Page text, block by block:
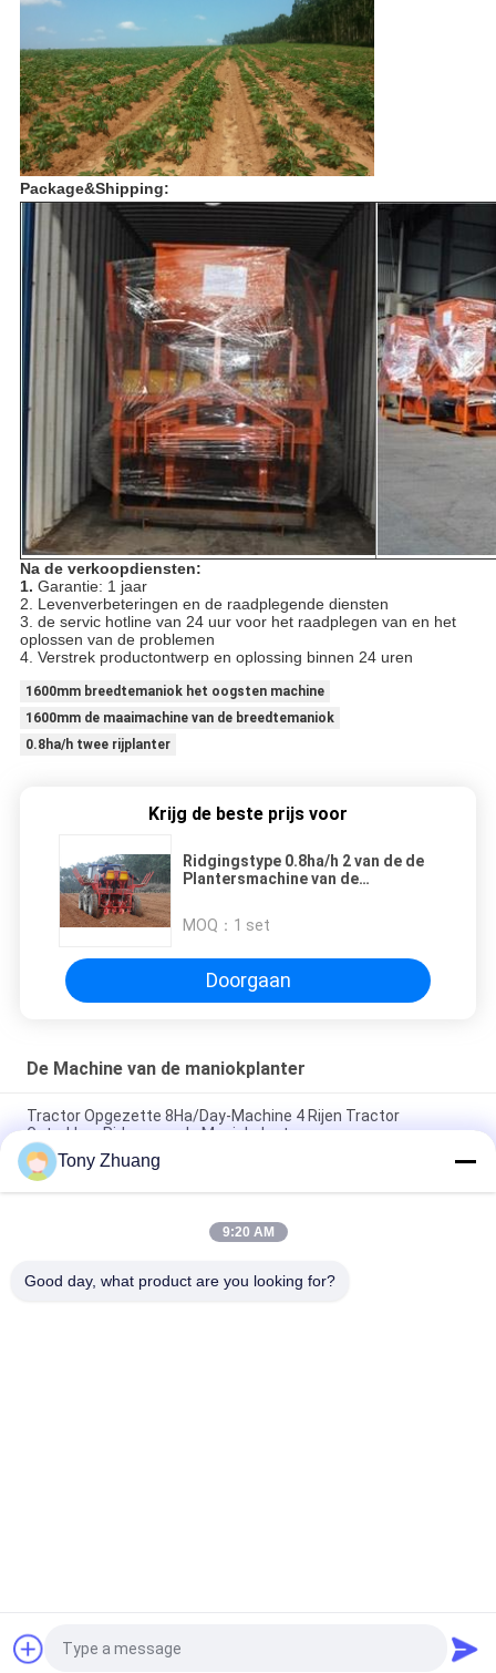
Package&Shipping:
Na de verkoopdiensten:
1. Garantie: 1 jaar
2. Levenverbeteringen en de raadplegende diensten
3. de servic hotline van 24 uur voor het raadplegen van en het
oplossen van de problemen
4. Verstrek productontwerp en oplossing binnen 24 uren
1600mm breedtemaniok het oogsten machine
1600mm de maaimachine van de breedtemaniok
0.8ha/h twee rijplanter
Krijg de beste prijs voor
Ridgingstype 0.8ha/h 2 van de de
Plantersmachine van de
MOQ： 1 set
Doorgaan
De Machine van de maniokplanter
Tractor Opgezette 8Ha/Day-Machine 4 Rijen Tractor
Getrokken Ridger van de Maniokplanter
Werkende de Maniok van D300-400mm 2.1km/H het Oogsten
Machine Tweelingrij
2 van de de Plantersmachine van de rijenmaniok de
Vraag een offerte aan
Tony Zhuang
9:20 AM
Good day, what product are you looking for?